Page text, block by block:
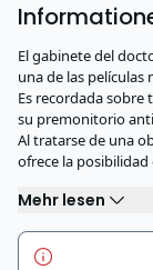
El gabinete del
una de las películas
Es recordada sobre
su premonitorio
Al tratarse de una
ofrece la posibilidad
Mehr lesen